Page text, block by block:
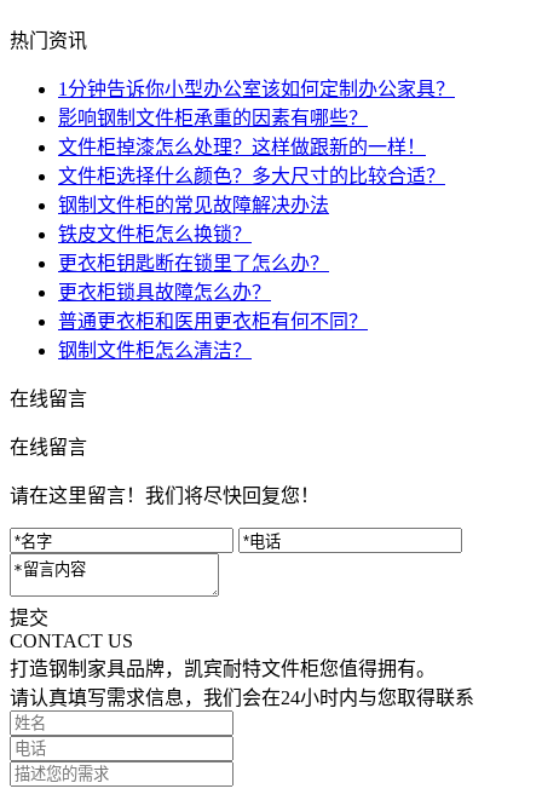
热门资讯
1分钟告诉你小型办公室该如何定制办公家具？
影响钢制文件柜承重的因素有哪些？
文件柜掉漆怎么处理？这样做跟新的一样！
文件柜选择什么颜色？多大尺寸的比较合适？
钢制文件柜的常见故障解决办法
铁皮文件柜怎么换锁？
更衣柜钥匙断在锁里了怎么办？
更衣柜锁具故障怎么办？
普通更衣柜和医用更衣柜有何不同？
钢制文件柜怎么清洁？
在线留言
在线留言
请在这里留言！我们将尽快回复您！
提交
CONTACT US
打造钢制家具品牌，凯宾耐特文件柜您值得拥有。
请认真填写需求信息，我们会在24小时内与您取得联系